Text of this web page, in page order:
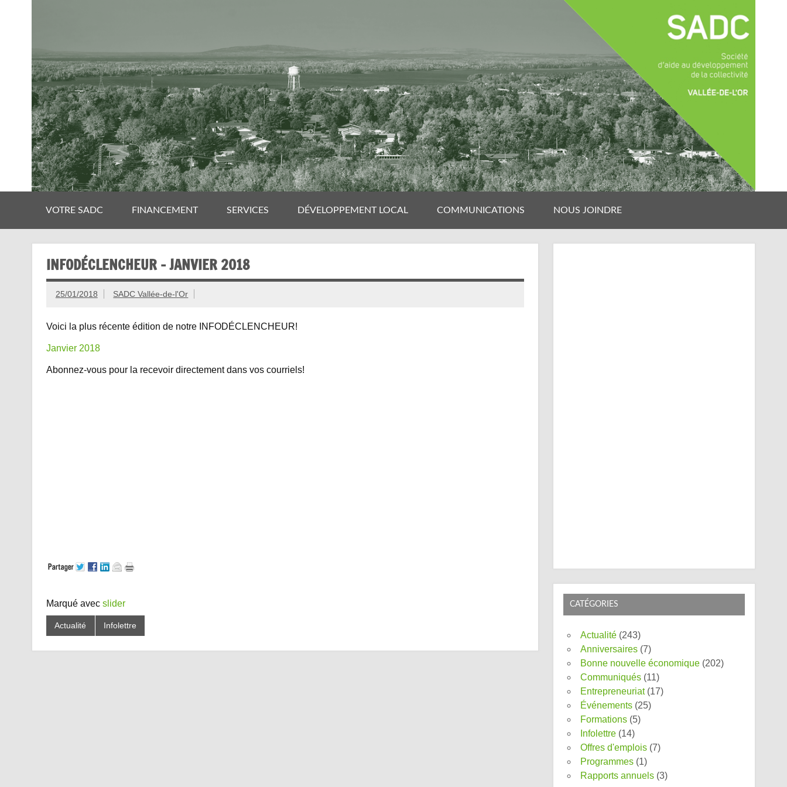
VOTRE SADC FINANCEMENT SERVICES DÉVELOPPEMENT LOCAL COMMUNICATIONS NOUS JOINDRE
INFODÉCLENCHEUR – JANVIER 2018
25/01/2018 SADC Vallée-de-l'Or
Voici la plus récente édition de notre INFODÉCLENCHEUR!
Janvier 2018
Abonnez-vous pour la recevoir directement dans vos courriels!
Marqué avec slider
Actualité Infolettre
CATÉGORIES
Actualité (243)
Anniversaires (7)
Bonne nouvelle économique (202)
Communiqués (11)
Entrepreneuriat(17)
Événements (25)
Formations (5)
Infolettre (14)
Offres d'emplois (7)
Programmes (1)
Rapports annuels (3)